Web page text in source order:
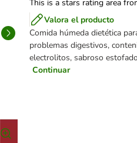
This is a stars rating area
Valora el producto
Comida húmeda dietética
problemas digestivos,
electrolitos, sabroso
Continuar